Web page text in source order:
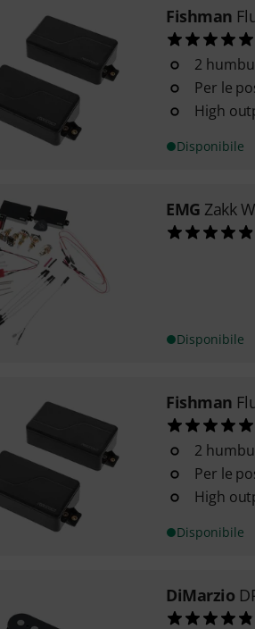
Fishman
2
Per le
High
Disponibile
EMG Zakk
Disponibile
Fishman
2
Per le
High
Disponibile
DiMarzio